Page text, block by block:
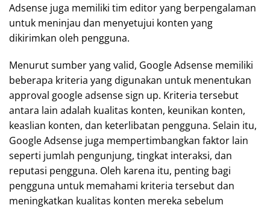
Adsense juga memiliki tim editor yang berpengalaman
untuk meninjau dan menyetujui konten yang
dikirimkan oleh pengguna.
Menurut sumber yang valid, Google Adsense memiliki
beberapa kriteria yang digunakan untuk menentukan
approval google adsense sign up. Kriteria tersebut
antara lain adalah kualitas konten, keunikan konten,
keaslian konten, dan keterlibatan pengguna. Selain itu,
Google Adsense juga mempertimbangkan faktor lain
seperti jumlah pengunjung, tingkat interaksi, dan
reputasi pengguna. Oleh karena itu, penting bagi
pengguna untuk memahami kriteria tersebut dan
meningkatkan kualitas konten mereka sebelum